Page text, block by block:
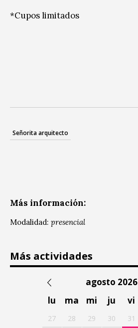
*Cupos limitados
Señorita arquitecto
Más información:
Modalidad: presencial
Más actividades
agosto 2026
lu
ma mi ju vi
27 28 29 30 31